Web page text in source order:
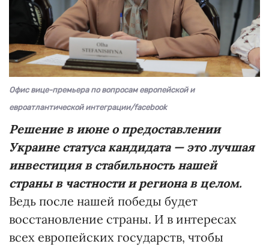
Офис вице-премьера по вопросам европейской и
евроатлантической интеграции/facebook
Решение в июне о предоставлении
Украине статуса кандидата — это лучшая
инвестиция в стабильность нашей
страны в частности и региона в целом.
Ведь после нашей победы будет
восстановление страны. И в интересах
всех европейских государств, чтобы